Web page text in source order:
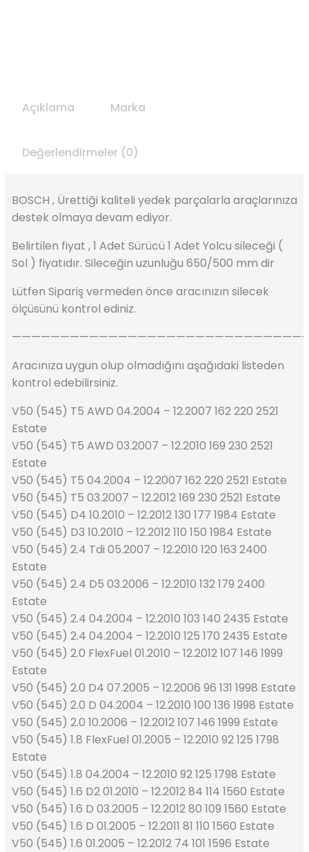
Açıklama Marka
Değerlendirmeler (0)
BOSCH , Ürettiği kaliteli yedek parçalarla araçlarınıza
destek olmaya devam ediyor.
Belirtilen fiyat , 1 Adet Sürücü 1 Adet Yolcu sileceği (
Sol ) fiyatıdır. Sileceğin uzunluğu 650/500 mm dir
Lütfen Sipariş vermeden önce aracınızın silecek
ölçüsünü kontrol ediniz.
Aracınıza uygun olup olmadığını aşağıdaki listeden
kontrol edebilirsiniz.
V50 (545) T5 AWD 04.2004 – 12.2007 162 220 2521
Estate
V50 (545) T5 AWD 03.2007 – 12.2010 169 230 2521
Estate
V50 (545) T5 04.2004 – 12.2007 162 220 2521 Estate
V50 (545) T5 03.2007 – 12.2012 169 230 2521 Estate
V50 (545) D4 10.2010 – 12.2012 130 177 1984 Estate
V50 (545) D3 10.2010 – 12.2012 110 150 1984 Estate
V50 (545) 2.4 Tdi 05.2007 – 12.2010 120 163 2400
Estate
V50 (545) 2.4 D5 03.2006 – 12.2010 132 179 2400
Estate
V50 (545) 2.4 04.2004 – 12.2010 103 140 2435 Estate
V50 (545) 2.4 04.2004 – 12.2010 125 170 2435 Estate
V50 (545) 2.0 FlexFuel 01.2010 – 12.2012 107 146 1999
Estate
V50 (545) 2.0 D4 07.2005 – 12.2006 96 131 1998 Estate
V50 (545) 2.0 D 04.2004 – 12.2010 100 136 1998 Estate
V50 (545) 2.0 10.2006 – 12.2012 107 146 1999 Estate
V50 (545) 1.8 FlexFuel 01.2005 – 12.2010 92 125 1798
Estate
V50 (545) 1.8 04.2004 – 12.2010 92 125 1798 Estate
V50 (545) 1.6 D2 01.2010 – 12.2012 84 114 1560 Estate
V50 (545) 1.6 D 03.2005 – 12.2012 80 109 1560 Estate
V50 (545) 1.6 D 01.2005 – 12.2011 81 110 1560 Estate
V50 (545) 1.6 01.2005 – 12.2012 74 101 1596 Estate